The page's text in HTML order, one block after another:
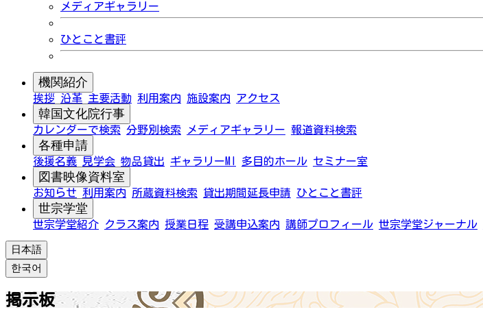
メディアギャラリー
ひとこと書評
機関紹介
挨拶 沿革 主要活動 利用案内 施設案内 アクセス
韓国文化院行事
カレンダーで検索 分野別検索 メディアギャラリー 報道資料検索
各種申請
後援名義 見学会 物品貸出 ギャラリーMI 多目的ホール セミナー室
図書映像資料室
お知らせ 利用案内 所蔵資料検索 貸出期間延長申請 ひとこと書評
世宗学堂
世宗学堂紹介 クラス案内 授業日程 受講申込案内 講師プロフィール 世宗学堂ジャーナル
日本語
한국어
掲示板